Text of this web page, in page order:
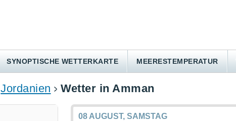
SYNOPTISCHE WETTERKARTE MEERESTEMPERATUR
Jordanien Wetter in Amman
08 AUGUST, SAMSTAG